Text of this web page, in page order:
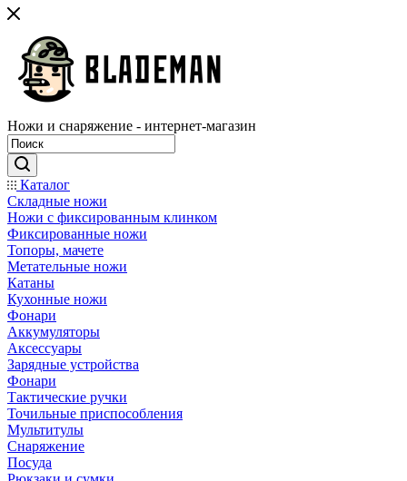
Ножи и снаряжение - интернет-магазин
Каталог
Складные ножи
Ножи с фиксированным клинком
Фиксированные ножи
Топоры, мачете
Метательные ножи
Катаны
Кухонные ножи
Фонари
Аккумуляторы
Аксессуары
Зарядные устройства
Фонари
Тактические ручки
Точильные приспособления
Мультитулы
Снаряжение
Посуда